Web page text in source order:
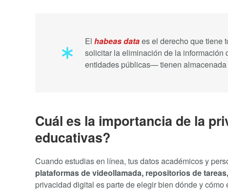
El habeas dataes el derecho que tiene
solicitar la eliminación de la
entidades públicas— tienen almacenada
Cuál es la importancia de la
educativas?
Cuando estudias en línea, tus datos académicos y
plataformas de videollamada, repositorios de
privacidad digital es parte de elegir bien dónde y